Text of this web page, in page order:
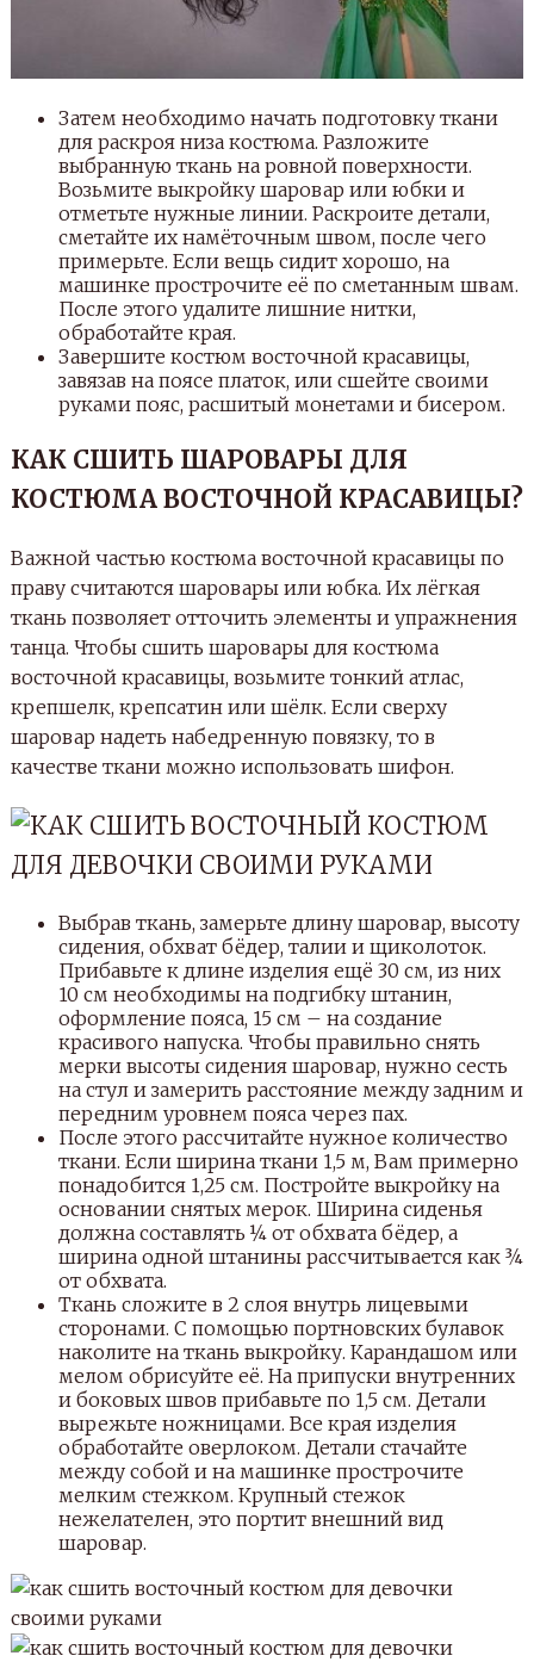
Затем необходимо начать подготовку ткани
для раскроя низа костюма. Разложите
выбранную ткань на ровной поверхности.
Возьмите выкройку шаровар или юбки и
отметьте нужные линии. Раскроите детали,
сметайте их намёточным швом, после чего
примерьте. Если вещь сидит хорошо, на
машинке прострочите её по сметанным швам.
После этого удалите лишние нитки,
обработайте края.
Завершите костюм восточной красавицы,
завязав на поясе платок, или сшейте своими
руками пояс, расшитый монетами и бисером.
КАК СШИТЬ ШАРОВАРЫ ДЛЯ
КОСТЮМА ВОСТОЧНОЙ КРАСАВИЦЫ?
Важной частью костюма восточной красавицы по
праву считаются шаровары или юбка. Их лёгкая
ткань позволяет отточить элементы и упражнения
танца. Чтобы сшить шаровары для костюма
восточной красавицы, возьмите тонкий атлас,
крепшелк, крепсатин или шёлк. Если сверху
шаровар надеть набедренную повязку, то в
качестве ткани можно использовать шифон.
Выбрав ткань, замерьте длину шаровар, высоту
сидения, обхват бёдер, талии и щиколоток.
Прибавьте к длине изделия ещё 30 см, из них
10 см необходимы на подгибку штанин,
оформление пояса, 15 см – на создание
красивого напуска. Чтобы правильно снять
мерки высоты сидения шаровар, нужно сесть
на стул и замерить расстояние между задним и
передним уровнем пояса через пах.
После этого рассчитайте нужное количество
ткани. Если ширина ткани 1,5 м, Вам примерно
понадобится 1,25 см. Постройте выкройку на
основании снятых мерок. Ширина сиденья
должна составлять ¼ от обхвата бёдер, а
ширина одной штанины рассчитывается как ¾
от обхвата.
Ткань сложите в 2 слоя внутрь лицевыми
сторонами. С помощью портновских булавок
наколите на ткань выкройку. Карандашом или
мелом обрисуйте её. На припуски внутренних
и боковых швов прибавьте по 1,5 см. Детали
вырежьте ножницами. Все края изделия
обработайте оверлоком. Детали стачайте
между собой и на машинке прострочите
мелким стежком. Крупный стежок
нежелателен, это портит внешний вид
шаровар.